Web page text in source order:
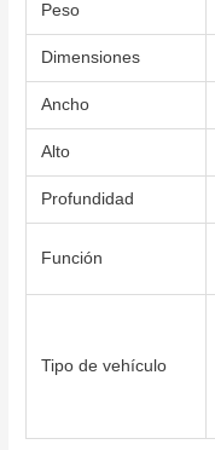
Peso
Dimensiones
Ancho
Alto
Profundidad
Función
Tipo de vehículo